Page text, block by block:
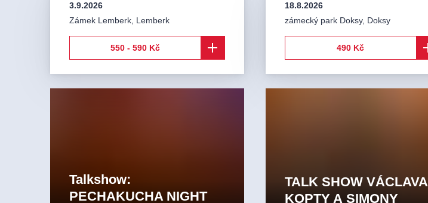
3.9.2026
Zámek Lemberk, Lemberk
550 - 590 Kč
18.8.2026
zámecký park Doksy, Doksy
490 Kč
Talkshow:
PECHAKUCHA NIGHT
TALK SHOW VÁCLAVA
KOPTY A SIMONY